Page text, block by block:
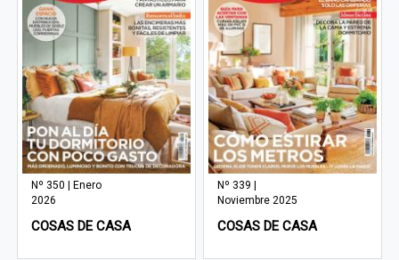
Nº 350 | Enero
2026
COSAS DE CASA
Nº 339 |
Noviembre 2025
COSAS DE CASA